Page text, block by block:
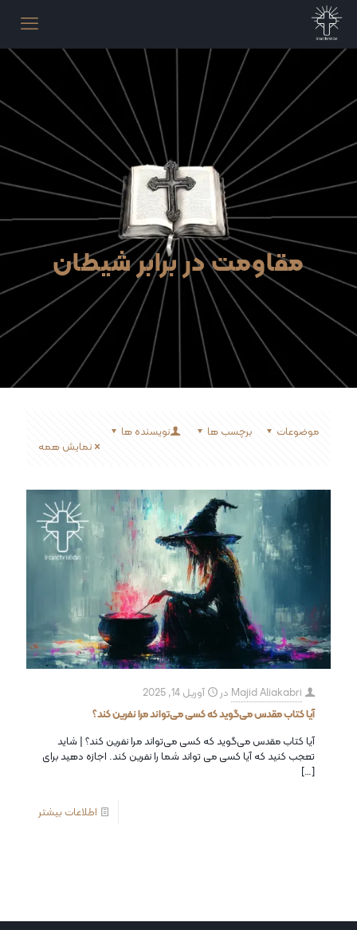
مقاومت در برابر شیطان
موضوعات برچسب ها
نویسنده ها
نمایش همه
Majid Aliakabri در
آوریل 14, 2025
آیا کتاب مقدس می‌گوید که کسی می‌تواند مرا نفرین کند؟
آیا کتاب مقدس می‌گوید که کسی می‌تواند مرا نفرین کند؟ | شاید
تعجب کنید که آیا کسی می تواند شما را نفرین کند. اجازه دهید برای
[…]
اطلاعات بیشتر